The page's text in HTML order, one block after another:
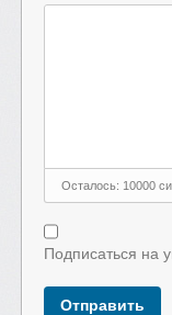
Осталось: 10000
Подписаться на
Отправить